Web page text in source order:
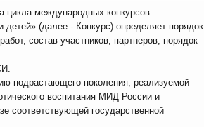
цикла международных конкурсов
(далее - Конкурс) определяет порядок
состав участников, партнеров, порядок
подрастающего поколения, реализуемой
воспитания МИД России и
соответствующей государственной